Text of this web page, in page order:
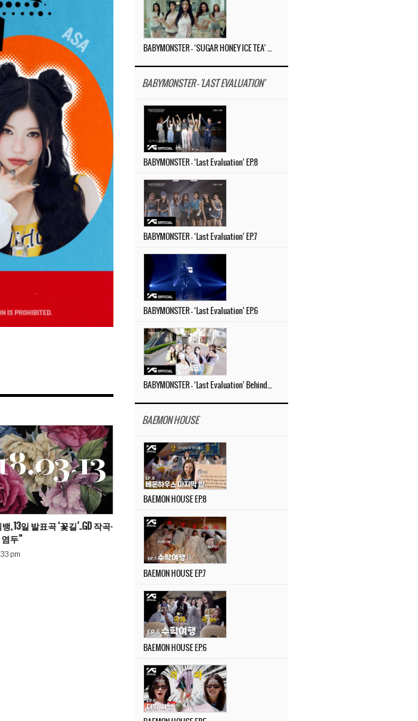
, 13일 발표곡 ‘꽃길’..GD 작곡·
염두”
pm
BABYMONSTER - 'LAST EVALUATION'
BABYMONSTER – ‘Last Evaluation’ EP.8
BABYMONSTER – ‘Last Evaluation’ EP.7
BABYMONSTER – ‘Last Evaluation’ EP.6
BAEMON HOUSE
BAEMON HOUSE EP.8
BAEMON HOUSE EP.7
BAEMON HOUSE EP.6